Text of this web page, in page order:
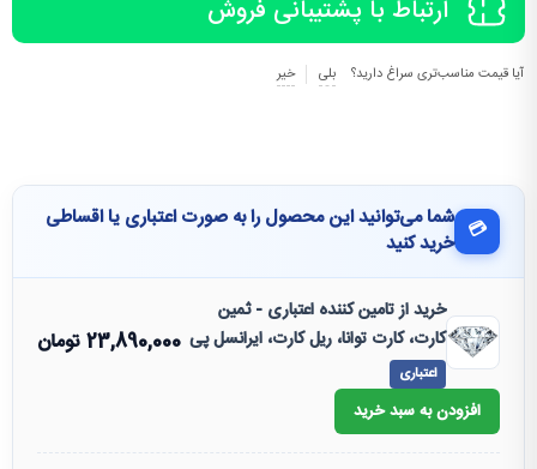
ارتباط با پشتیبانی فروش
آیا قیمت مناسب‌تری سراغ دارید؟ بلی خیر
💳 شما می‌توانید این محصول را به صورت اعتباری یا اقساطی
خرید کنید
خرید از تامین کننده اعتباری - ثمین
کارت، کارت توانا، ریل کارت، ایرانسل پی
اعتباری
23,890,000تومان
افزودن به سبد خرید